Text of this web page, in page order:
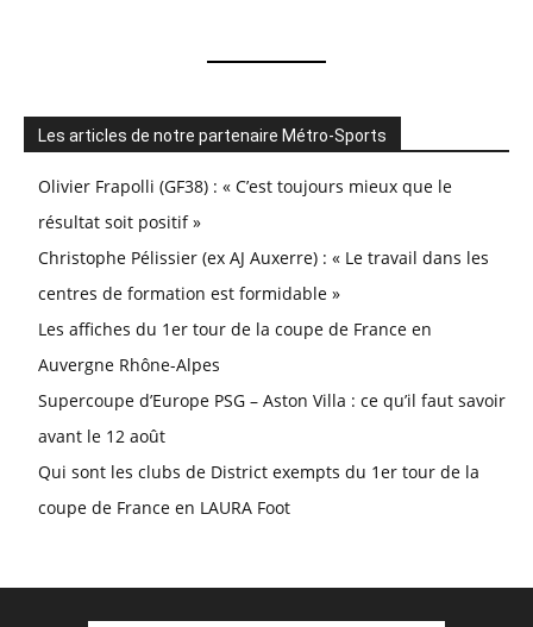
Les articles de notre partenaire Métro-Sports
Olivier Frapolli (GF38) : « C’est toujours mieux que le
résultat soit positif »
Christophe Pélissier (ex AJ Auxerre) : « Le travail dans les
centres de formation est formidable »
Les affiches du 1er tour de la coupe de France en
Auvergne Rhône-Alpes
Supercoupe d’Europe PSG – Aston Villa : ce qu’il faut savoir
avant le 12 août
Qui sont les clubs de District exempts du 1er tour de la
coupe de France en LAURA Foot